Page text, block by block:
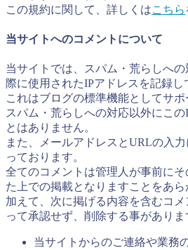
この規約に関して、詳しくはこちら
当サイトへのコメントについて
当サイトでは、スパム・荒らしへ
際に使用されたIPアドレスを記録し
これはブログの標準機能としてサポ
スパム・荒らしへの対応以外にこ
とはありません。
また、メールアドレスとURLの入
っております。
全てのコメントは管理人が事前に
た上での掲載となりますことをあら
加えて、次に掲げる内容を含むコ
って承認せず、削除する事がありま
当サイトからのご連絡や業務